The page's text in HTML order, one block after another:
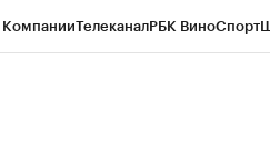
КомпанииТелеканалРБК ВиноСпорт